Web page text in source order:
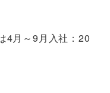
4月～9月入社：20